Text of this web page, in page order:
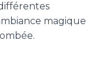
magique